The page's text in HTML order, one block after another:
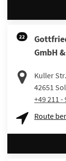
22
GmbH
Kuller
42651
+49 211 -
Route